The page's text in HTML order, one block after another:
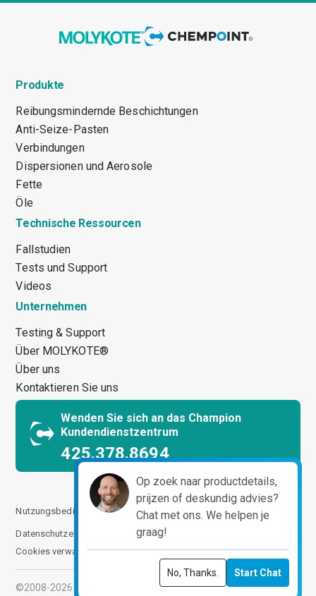
Produkte
Reibungsmindernde Beschichtungen
Anti-Seize-Pasten
Verbindungen
Dispersionen und Aerosole
Fette
Öle
Technische Ressourcen
Fallstudien
Tests und Support
Videos
Unternehmen
Testing & Support
Über MOLYKOTE®
Über uns
Kontaktieren Sie uns
Wenden Sie sich an das Champion
Kundendienstzentrum
425.378.8694
Nutzungsbedingungen Geschäftsbedingungen
Datenschutzerklärung Cookie-Richtlinie
Cookies verwalten
©2008-2026 ChemPoint. All Rights Reserved
Op zoek naar productdetails,
prijzen of deskundig advies?
Chat met ons. We helpen je
graag!
No, Thanks. Start Chat